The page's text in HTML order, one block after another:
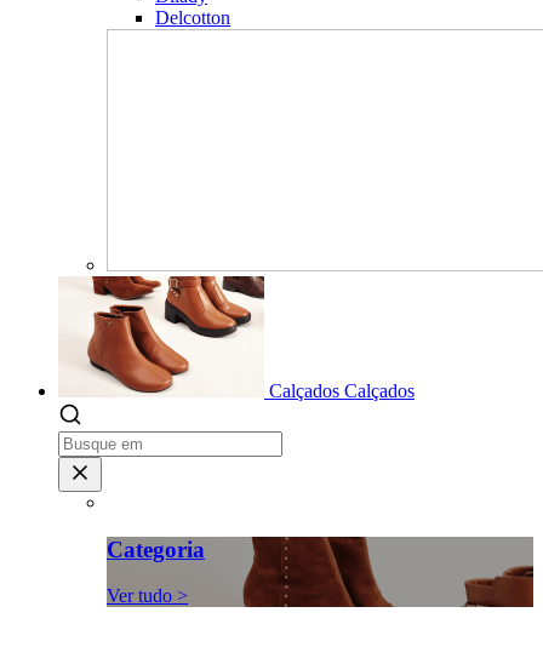
Delcotton
Calçados Calçados
Categoria
Ver tudo >